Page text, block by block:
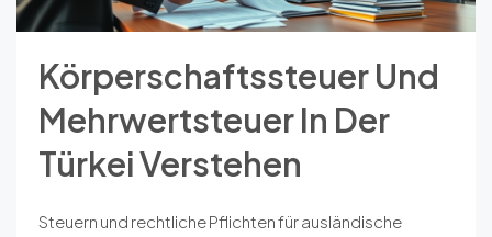
Körperschaftssteuer Und
Mehrwertsteuer In Der
Türkei Verstehen
Steuern und rechtliche Pflichten für ausländische